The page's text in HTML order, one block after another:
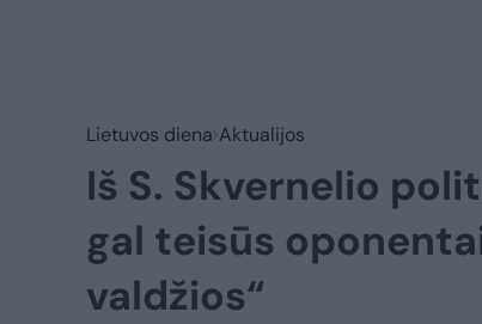
Lietuvos diena Aktualijos
Iš S. Skvernelio
gal teisūs
valdžios“